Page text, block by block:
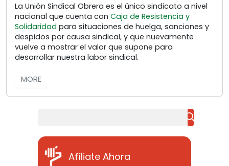
La Unión Sindical Obrera es el único sindicato a nivel
nacional que cuenta con Caja de Resistencia y
Solidaridad para situaciones de huelga, sanciones y
despidos por causa sindical, y que nuevamente
vuelve a mostrar el valor que supone para
desarrollar nuestra labor sindical.
MORE
Afíliate Ahora